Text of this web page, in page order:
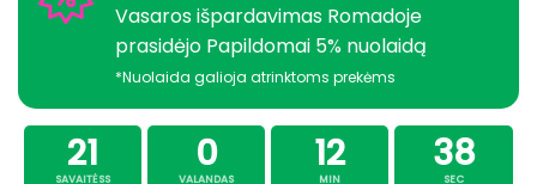
Vasaros išpardavimas Romadoje
prasidėjo Papildomai 5% nuolaidą
*Nuolaida galioja atrinktoms prekėms
21
SAVAITĖSS
0
VALANDAS
12
MIN
38
SEC